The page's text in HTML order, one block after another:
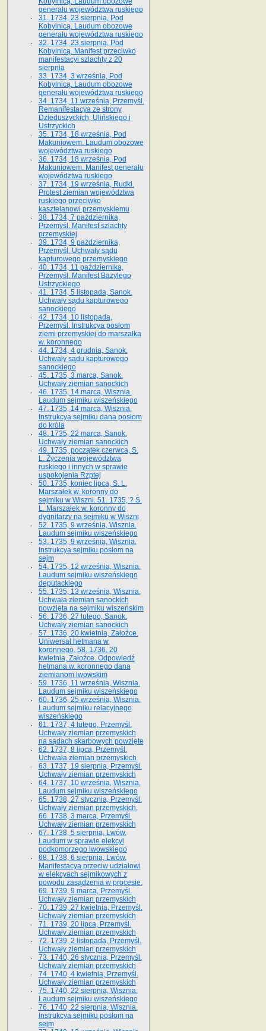
generału województwa ruskiego
31. 1734, 23 sierpnia, Pod
Kobylnicą. Laudum obozowe
generału województwa ruskiego
32. 1734, 23 sierpnia, Pod
Kobylnicą. Manifest przeciwko
manifestacyi szlachty z 20
sierpnia
33. 1734, 3 września, Pod
Kobylnicą. Laudum obozowe
generału województwa ruskiego
34. 1734, 11 września, Przemyśl.
Remanifestacya ze strony
Dzieduszyckich, Ulińskiego i
Ustrzyckich
35. 1734, 18 września, Pod
Makuniowem. Laudum obozowe
województwa ruskiego
36. 1734, 18 września, Pod
Makuniowem. Manifest generału
województwa ruskiego
37. 1734, 19 września, Rudki.
Protest ziemian województwa
ruskiego przeciwko
kasztelanowi przemyskiemu
38. 1734, 7 października,
Przemyśl. Manifest szlachty
przemyskiej
39. 1734, 9 października,
Przemyśl. Uchwały sądu
kapturowego przemyskiego
40. 1734, 11 października,
Przemyśl. Manifest Bazylego
Ustrzyckiego
41. 1734, 5 listopada, Sanok.
Uchwały sądu kapturowego
sanockiego
42. 1734, 10 listopada,
Przemyśl. Instrukcya posłom
ziemi przemyskiej do marszałka
w. koronnego
44. 1734, 4 grudnia, Sanok.
Uchwały sądu kapturowego
sanockiego
45. 1735, 3 marca, Sanok.
Uchwały ziemian sanockich
46. 1735, 14 marca, Wisznia.
Laudum sejmiku wiszeńskiego
47. 1735, 14 marca, Wisznia.
Instrukcya sejmiku dana posłom
do króla
48. 1735, 22 marca, Sanok.
Uchwały ziemian sanockich
49. 1735, początek czerwca, S.
L. Życzenia województwa
ruskiego i innych w sprawie
uspokojenia Rzptej
50. 1735, koniec lipca, S. L.
Marszałek w. koronny do
sejmiku w Wiszni. 51. 1735, ? S.
L. Marszałek w. koronny do
dygnitarzy na sejmiku w Wiszni
52. 1735, 9 września, Wisznia.
Laudum sejmiku wiszeńskiego
53. 1735, 9 września, Wisznia.
Instrukcya sejmiku posłom na
sejm
54. 1735, 12 września, Wisznia.
Laudum sejmiku wiszeńskiego
deputackiego
55. 1735, 13 września, Wisznia.
Uchwała ziemian sanockich
powzięta na sejmiku wiszeńskim
56. 1736, 27 lutego, Sanok.
Uchwały ziemian sanockich
57. 1736, 20 kwietnia, Załoźce.
Uniwersał hetmana w.
koronnego. 58. 1736. 20
kwietnia, Załoźce. Odpowiedź
hetmana w. koronnego dana
ziemianom lwowskim
59. 1736, 11 września, Wisznia.
Laudum sejmiku wiszeńskiego
60. 1736, 25 września, Wisznia.
Laudum sejmiku relacyjnego
wiszeńskiego
61. 1737, 4 lutego, Przemyśl.
Uchwały ziemian przemyskich
na sądach skarbowych powzięte
62. 1737, 8 lipca, Przemyśl.
Uchwała ziemian przemyskich
63. 1737, 19 sierpnia, Przemyśl.
Uchwały ziemian przemyskich
64. 1737, 10 września, Wisznia.
Laudum sejmiku wiszeńskiego
65. 1738, 27 stycznia, Przemyśl.
Uchwały ziemian przemyskich­­.
66. 1738, 3 marca, Przemyśl.
Uchwały ziemian przemyskich­
67. 1738, 5 sierpnia, Lwów.
Laudum w sprawie elekcyi
podkomorzego lwowskiego
68. 1738, 6 sierpnia, Lwów.
Manifestacya przeciw udziałowi
w elekcyach sejmikowych z
powodu zasądzenia w procesie.
69. 1739, 9 marca, Przemyśl.
Uchwały ziemian przemyskich
70. 1739, 27 kwietnia, Przemyśl.
Uchwały ziemian przemyskich
71. 1739, 20 lipca, Przemyśl.
Uchwały ziemian przemyskich
72. 1739, 2 listopada, Przemyśl.
Uchwały ziemian przemyskich
73. 1740, 26 stycznia, Przemyśl.
Uchwały ziemian przemyskich
74. 1740, 4 kwietnia, Przemyśl.
Uchwały ziemian przemyskich
75. 1740, 22 sierpnia, Wisznia.
Laudum sejmiku wiszeńskiego
76. 1740, 22 sierpnia, Wisznia.
Instrukcya sejmiku posłom na
sejm